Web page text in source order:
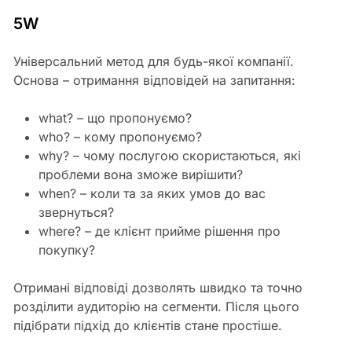
5W
Універсальний метод для будь-якої компанії.
Основа – отримання відповідей на запитання:
what? – що пропонуємо?
who? – кому пропонуємо?
why? – чому послугою скористаються, які
проблеми вона зможе вирішити?
when? – коли та за яких умов до вас
звернуться?
where? – де клієнт прийме рішення про
покупку?
Отримані відповіді дозволять швидко та точно
розділити аудиторію на сегменти. Після цього
підібрати підхід до клієнтів стане простіше.